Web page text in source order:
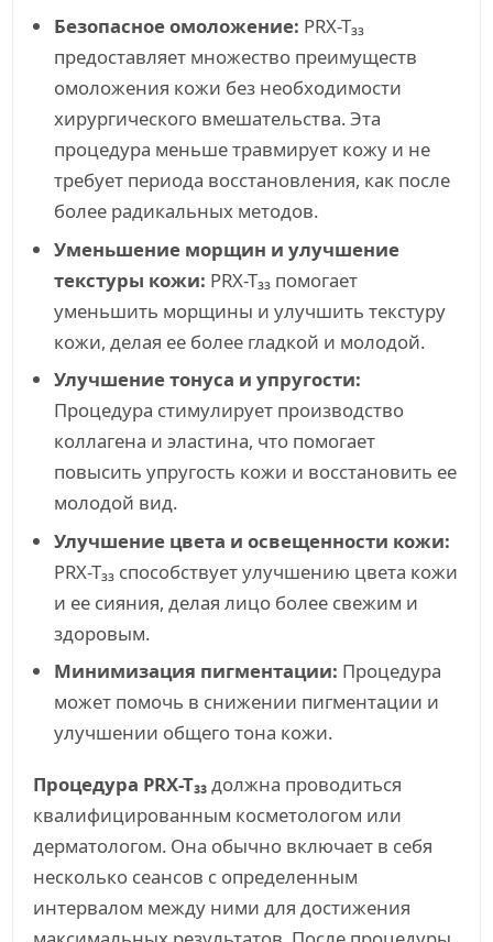
Безопасное омоложение: PRX-T₃₃
предоставляет множество преимуществ
омоложения кожи без необходимости
хирургического вмешательства. Эта
процедура меньше травмирует кожу и не
требует периода восстановления, как после
более радикальных методов.
Уменьшение морщин и улучшение
текстуры кожи: PRX-T₃₃ помогает
уменьшить морщины и улучшить текстуру
кожи, делая ее более гладкой и молодой.
Улучшение тонуса и упругости:
Процедура стимулирует производство
коллагена и эластина, что помогает
повысить упругость кожи и восстановить ее
молодой вид.
Улучшение цвета и освещенности кожи:
PRX-T₃₃ способствует улучшению цвета кожи
и ее сияния, делая лицо более свежим и
здоровым.
Минимизация пигментации: Процедура
может помочь в снижении пигментации и
улучшении общего тона кожи.
Процедура PRX-T₃₃должна проводиться
квалифицированным косметологом или
дерматологом. Она обычно включает в себя
несколько сеансов с определенным
интервалом между ними для достижения